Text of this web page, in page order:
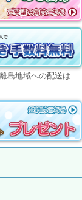
島地域への配送は